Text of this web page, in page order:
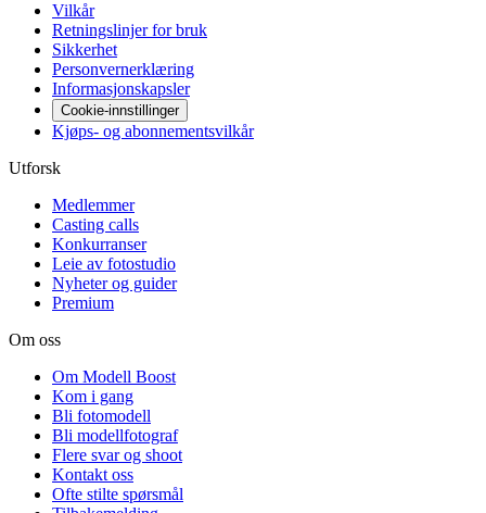
Vilkår
Retningslinjer for bruk
Sikkerhet
Personvernerklæring
Informasjonskapsler
Cookie-innstillinger
Kjøps- og abonnementsvilkår
Utforsk
Medlemmer
Casting calls
Konkurranser
Leie av fotostudio
Nyheter og guider
Premium
Om oss
Om Modell Boost
Kom i gang
Bli fotomodell
Bli modellfotograf
Flere svar og shoot
Kontakt oss
Ofte stilte spørsmål